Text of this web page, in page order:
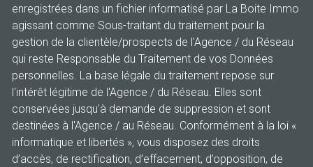
enregistrées dans un fichier informatisé par La Boite Immo
agissant comme Sous-traitant du traitement pour la
gestion de la clientèle/prospects de l'Agence / du Réseau
qui reste Responsable du Traitement de vos Données
personnelles. La base légale du traitement repose sur
l'intérêt légitime de l'Agence / du Réseau. Elles sont
conservées jusqu'à demande de suppression et sont
destinées à l'Agence / au Réseau. Conformément à la loi «
informatique et libertés », vous disposez des droits
d’accès, de rectification, d’effacement, d’opposition, de